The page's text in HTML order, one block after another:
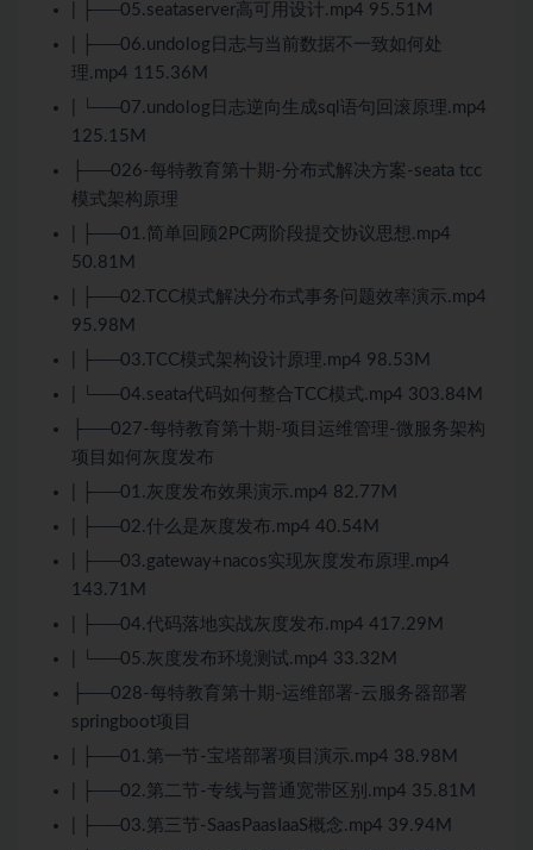
| ├──05.seataserver高可用设计.mp4 95.51M
| ├──06.undolog日志与当前数据不一致如何处
理.mp4 115.36M
| └──07.undolog日志逆向生成sql语句回滚原理.mp4
125.15M
├──026-每特教育第十期-分布式解决方案-seata tcc
模式架构原理
| ├──01.简单回顾2PC两阶段提交协议思想.mp4
50.81M
| ├──02.TCC模式解决分布式事务问题效率演示.mp4
95.98M
| ├──03.TCC模式架构设计原理.mp4 98.53M
| └──04.seata代码如何整合TCC模式.mp4 303.84M
├──027-每特教育第十期-项目运维管理-微服务架构
项目如何灰度发布
| ├──01.灰度发布效果演示.mp4 82.77M
| ├──02.什么是灰度发布.mp4 40.54M
| ├──03.gateway+nacos实现灰度发布原理.mp4
143.71M
| ├──04.代码落地实战灰度发布.mp4 417.29M
| └──05.灰度发布环境测试.mp4 33.32M
├──028-每特教育第十期-运维部署-云服务器部署
springboot项目
| ├──01.第一节-宝塔部署项目演示.mp4 38.98M
| ├──02.第二节-专线与普通宽带区别.mp4 35.81M
| ├──03.第三节-SaasPaasIaaS概念.mp4 39.94M